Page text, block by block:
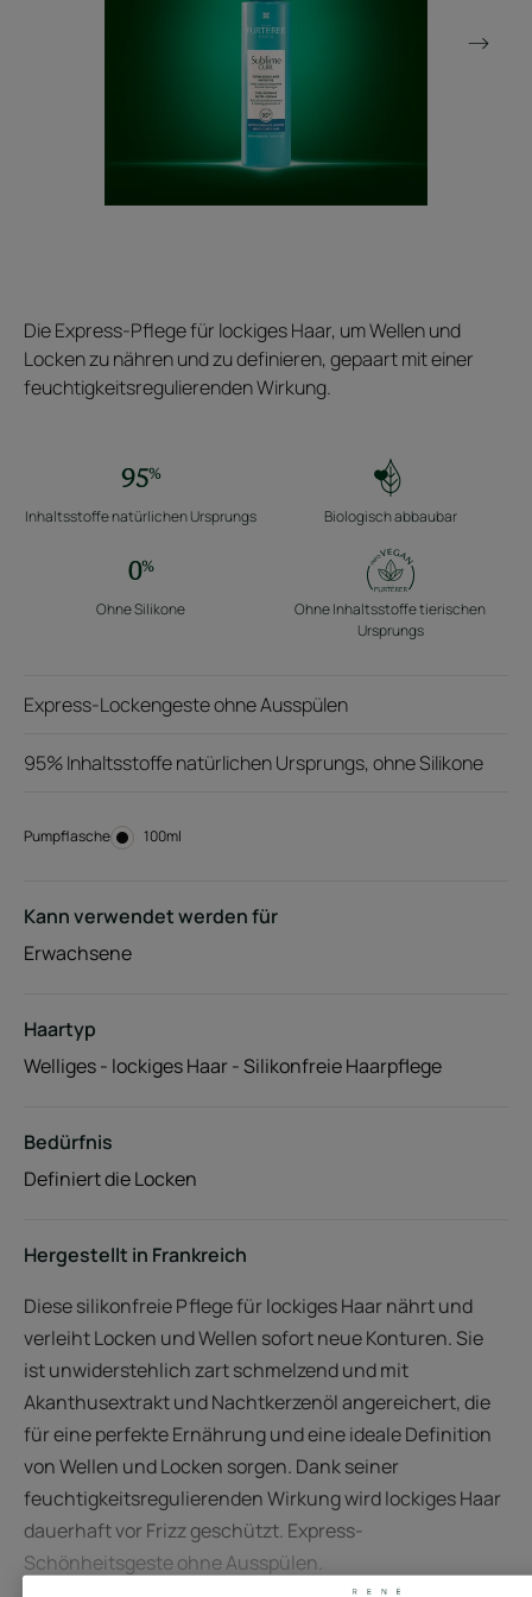
Die Express-Pflege für lockiges Haar, um Wellen und
Locken zu nähren und zu definieren, gepaart mit einer
feuchtigkeitsregulierenden Wirkung.
Inhaltsstoffe natürlichen Ursprungs Biologisch abbaubar
Ohne Silikone
Ohne Inhaltsstoffe tierischen
Ursprungs
Express-Lockengeste ohne Ausspülen
95% Inhaltsstoffe natürlichen Ursprungs, ohne Silikone
Pumpflasche Pumpflasche
100ml
Kann verwendet werden für
Erwachsene
Haartyp
Welliges - lockiges Haar - Silikonfreie Haarpflege
Bedürfnis
Definiert die Locken
Hergestellt in Frankreich
Diese silikonfreie Pflege für lockiges Haar nährt und
verleiht Locken und Wellen sofort neue Konturen. Sie
ist unwiderstehlich zart schmelzend und mit
Akanthusextrakt und Nachtkerzenöl angereichert, die
für eine perfekte Ernährung und eine ideale Definition
von Wellen und Locken sorgen. Dank seiner
feuchtigkeitsregulierenden Wirkung wird lockiges Haar
dauerhaft vor Frizz geschützt. Express-
Schönheitsgeste ohne Ausspülen.